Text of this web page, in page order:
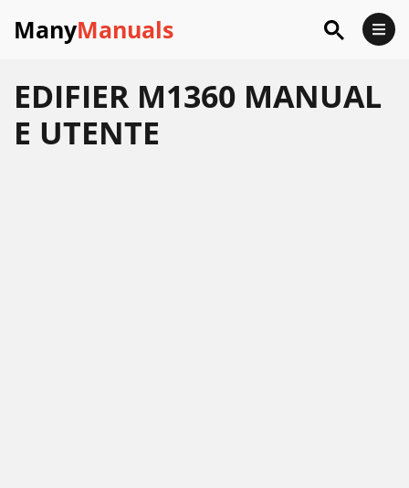
ManyManuals
EDIFIER M1360 MANUAL
E UTENTE